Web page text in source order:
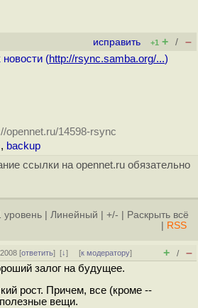
исправить +1 + / –
новости (http://rsync.samba.org/...)
opennet.ru/14598-rsync
, backup
ссылки на opennet.ru обязательно
уровень Линейный +/-
Раскрыть всё
RSS
[ответить][↓] [к модератору] + / –
залог на будущее.
рост. Причем, все (кроме --
вещи.